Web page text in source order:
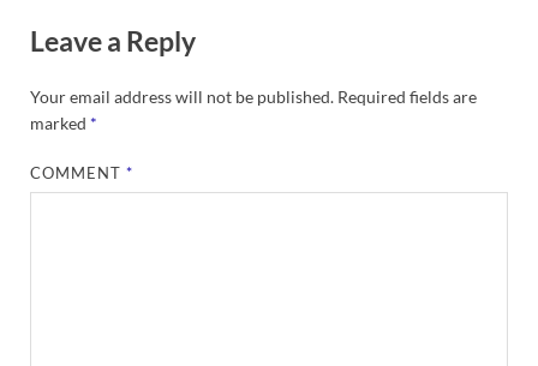
Leave a Reply
Your email address will not be published. Required fields are
marked *
COMMENT*